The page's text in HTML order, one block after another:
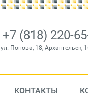
+7 (818) 220-
ул. Попова, 18, Архангельск,
КОНТАКТЫ